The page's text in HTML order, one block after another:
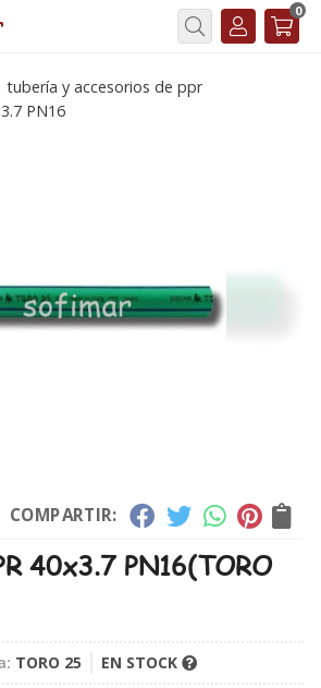
Buscar
0
tubería y accesorios de ppr
PN16
COMPARTIR:
40x3.7 PN16(TORO
TORO 25 EN STOCK